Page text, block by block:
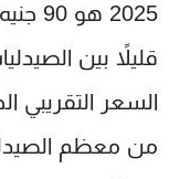
2025 هو 90 جنيه مصري للعلبة.
قليلاً بين
السعر التقريبي
من معظم